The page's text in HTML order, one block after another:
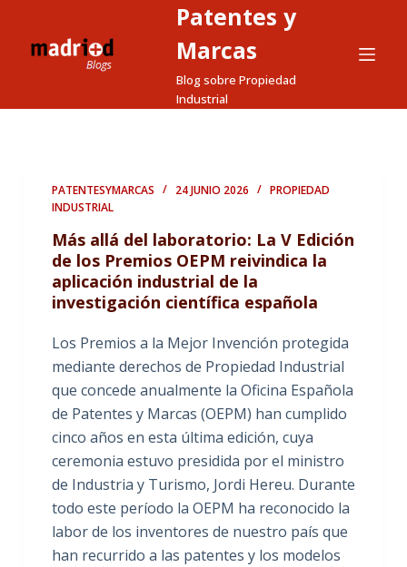
a
Patentes y
Marcas
Blog sobre Propiedad
Industrial
PATENTESYMARCAS 24 JUNIO 2026
PROPIEDAD
INDUSTRIAL
Más allá del laboratorio: La V Edición
de los Premios OEPM reivindica la
aplicación industrial de la
investigación científica española
Los Premios a la Mejor Invención protegida
mediante derechos de Propiedad Industrial
que concede anualmente la Oficina Española
de Patentes y Marcas (OEPM) han cumplido
cinco años en esta última edición, cuya
ceremonia estuvo presidida por el ministro
de Industria y Turismo, Jordi Hereu. Durante
todo este período la OEPM ha reconocido la
labor de los inventores de nuestro país que
han recurrido a las patentes y los modelos